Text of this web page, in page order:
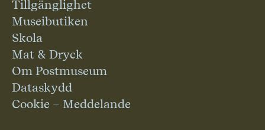
Tillgänglighet
Museibutiken
Skola
Mat & Dryck
Om Postmuseum
Dataskydd
Cookie – Meddelande